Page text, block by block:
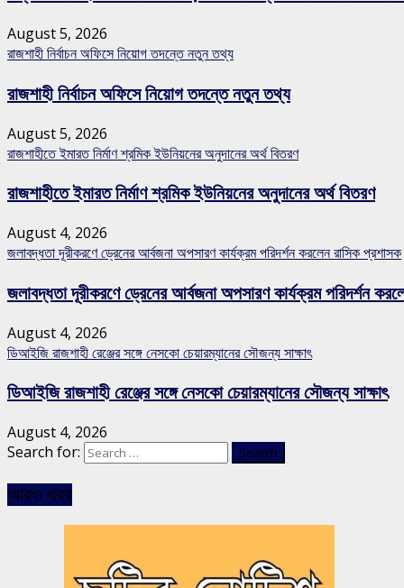
August 5, 2026
রাজশাহী নির্বাচন অফিসে নিয়োগ তদন্তে নতুন তথ্য
রাজশাহী নির্বাচন অফিসে নিয়োগ তদন্তে নতুন তথ্য
August 5, 2026
রাজশাহীতে ইমারত নির্মাণ শ্রমিক ইউনিয়নের অনুদানের অর্থ বিতরণ
রাজশাহীতে ইমারত নির্মাণ শ্রমিক ইউনিয়নের অনুদানের অর্থ বিতরণ
August 4, 2026
জলাবদ্ধতা দূরীকরণে ড্রেনের আর্বজনা অপসারণ কার্যক্রম পরিদর্শন করলেন রাসিক প্রশাসক
জলাবদ্ধতা দূরীকরণে ড্রেনের আর্বজনা অপসারণ কার্যক্রম পরিদর্শন
August 4, 2026
ডিআইজি রাজশাহী রেঞ্জের সঙ্গে নেসকো চেয়ারম্যানের সৌজন্য সাক্ষাৎ
ডিআইজি রাজশাহী রেঞ্জের সঙ্গে নেসকো চেয়ারম্যানের সৌজন্য সাক্ষাৎ
August 4, 2026
Search for:
আরও খবর